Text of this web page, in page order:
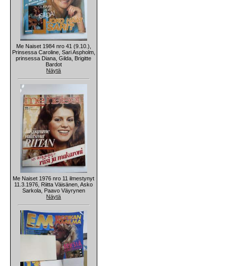
Me Naiset 1984 nro 41 (9.10.),
Prinsessa Caroline, Sari Aspholm,
prinsessa Diana, Gilda, Brigitte
Bardot
Näytä
Me Naiset 1976 nro 11 ilmestynyt
11.3.1976, Riitta Väisänen, Asko
Sarkola, Paavo Väyrynen
Näytä